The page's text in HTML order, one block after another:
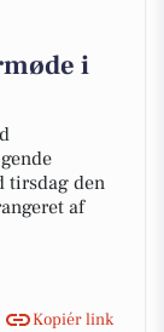
i
tirsdag den
af
Kopiér link